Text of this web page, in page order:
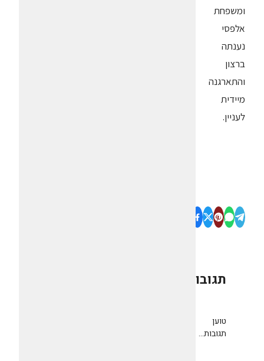
ומשפחת
אלפסי
נענתה
ברצון
והתארגנה
מיידית
לעניין.
תגובות
טוען
תגובות...